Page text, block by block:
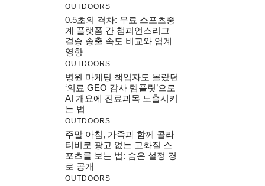
OUTDOORS
0.5초의 격차: 무료 스포츠중
계 플랫폼 간 챔피언스리그
결승 송출 속도 비교와 업계
영향
OUTDOORS
병원 마케팅 책임자도 몰랐던
‘의료 GEO 감사 템플릿’으로
AI 개요에 진료과목 노출시키
는 법
OUTDOORS
주말 아침, 가족과 함께 콜라
티비로 광고 없는 고화질 스
포츠를 보는 법: 숨은 설정 경
로 공개
OUTDOORS